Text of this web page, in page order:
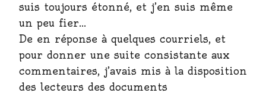
suis toujours étonné, et j’en suis même
un peu fier…
De en réponse à quelques courriels, et
pour donner une suite consistante aux
commentaires, j’avais mis à la disposition
des lecteurs des documents